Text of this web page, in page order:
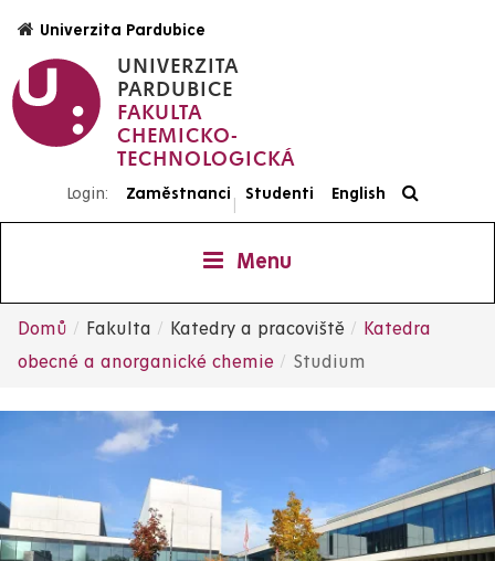
hlavnímu
obsahu
UNIVERZITA
PARDUBICE
FAKULTA
CHEMICKO-
TECHNOLOGICKÁ
Univerzita Pardubice
Login: Zaměstnanci
|
Studenti English
Menu
Drobečková
navigace
Domů Fakulta Katedry a pracoviště
Katedra
obecné a anorganické chemie
Studium